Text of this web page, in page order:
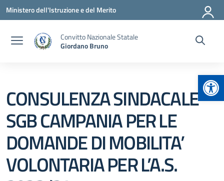
Vai ai contenuti
Vai al menu di navigazione
Vai al footer
Ministero dell'Istruzione e del Merito
Convitto Nazionale Statale
Giordano Bruno
CONSULENZA SINDACALE
SGB CAMPANIA PER LE
DOMANDE DI MOBILITA’
VOLONTARIA PER L’A.S.